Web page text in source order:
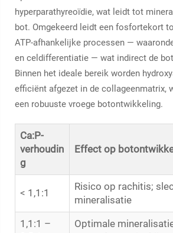
hyperparathyreoïdie, wat leidt tot
bot. Omgekeerd leidt een fosfortekort
ATP-afhankelijke processen —
en celdifferentiatie — wat indirect de
Binnen het ideale bereik worden
efficiënt afgezet in de collageenmatrix,
een robuuste vroege botontwikkeling.
Ca:P-
verhoudin
g
Effect op
< 1,1:1
Risico op rachitis;
mineralisatie
1,1:1 –
Optimale